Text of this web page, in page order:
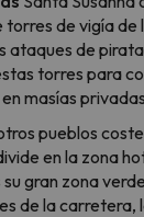
de vigía
ataques de
torres para
masías
pueblos
en la zona
gran zona
de la carretera,